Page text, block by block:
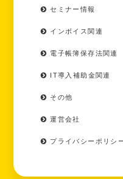
セミナー情報
インボイス関連
電子帳簿保存法関連
IT導入補助金関連
その他
運営会社
プライバシーポリシ